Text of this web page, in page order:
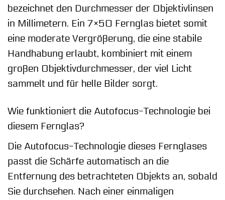
bezeichnet den Durchmesser der Objektivlinsen
in Millimetern. Ein 7×50 Fernglas bietet somit
eine moderate Vergrößerung, die eine stabile
Handhabung erlaubt, kombiniert mit einem
großen Objektivdurchmesser, der viel Licht
sammelt und für helle Bilder sorgt.
Wie funktioniert die Autofocus-Technologie bei
diesem Fernglas?
Die Autofocus-Technologie dieses Fernglases
passt die Schärfe automatisch an die
Entfernung des betrachteten Objekts an, sobald
Sie durchsehen. Nach einer einmaligen